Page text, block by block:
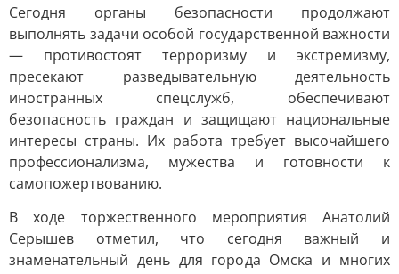
Сегодня органы безопасности продолжают
выполнять задачи особой государственной важности
— противостоят терроризму и экстремизму,
пресекают разведывательную деятельность
иностранных спецслужб, обеспечивают
безопасность граждан и защищают национальные
интересы страны. Их работа требует высочайшего
профессионализма, мужества и готовности к
самопожертвованию.
В ходе торжественного мероприятия Анатолий
Серышев отметил, что сегодня важный и
знаменательный день для города Омска и многих